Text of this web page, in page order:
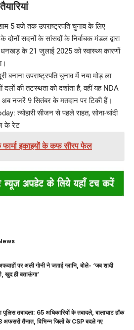
5 बजे तक उपराष्ट्रपति चुनाव के लिए
सदनों के सांसदों के निर्वाचक मंडल द्वारा
धनखड़ के 21 जुलाई 2025 को स्वास्थ्य कारणों
बनाना उपराष्ट्रपति चुनाव में नया मोड़ ला
की तटस्थता को दर्शाता है, वहीं यह NDA
नजरें 9 सितंबर के मतदान पर टिकी हैं।
त्योहारी सीजन से पहले राहत, सोना-चांदी
के रेट
इकाइयों के कफ सीरप फेल
पर अली गोनी ने जताई ग्लानि, बोले- ‘जब शादी
खुद ही बताऊंगा’
पुलिस तबादला: 65 अधिकारियों के तबादले, बालाघाट हॉक
अफसरों तैनात, विभिन्न जिलों के CSP बदले गए